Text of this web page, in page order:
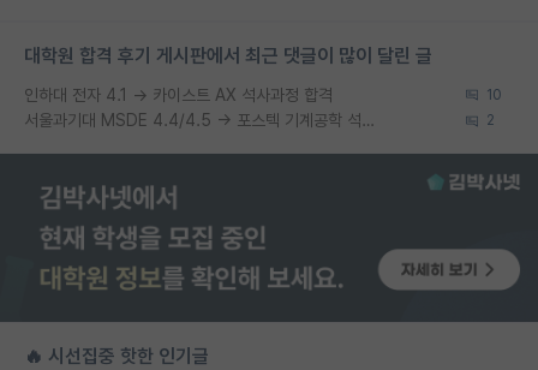
대학원 합격 후기 게시판에서 최근 댓글이 많이 달린 글
인하대 전자 4.1 → 카이스트 AX 석사과정 합격 10
서울과기대 MSDE 4.4/4.5 → 포스텍 기계공학 석사과정 합 2
🔥 시선집중 핫한 인기글